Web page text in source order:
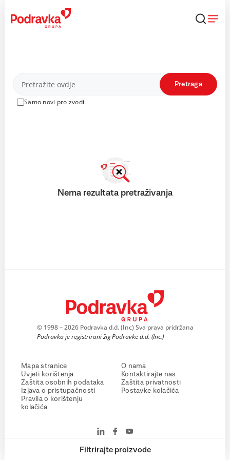
content
Proizvodi
Samo novi proizvodi
Pretraga
Filtrirajte proizvode
Nema rezultata pretraživanja
© 1998 – 2026 Podravka d.d. (Inc) Sva prava pridržana
Podravka je registrirani žig Podravke d.d. (Inc.)
Mapa stranice
Uvjeti korištenja
Zaštita osobnih podataka
Izjava o pristupačnosti
Pravila o korištenju
kolačića
O nama
Kontaktirajte nas
Zaštita privatnosti
Postavke kolačića